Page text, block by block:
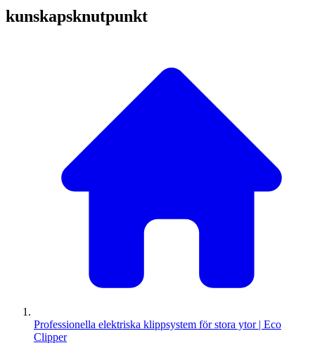
kunskapsknutpunkt
Professionella elektriska klippsystem för stora ytor | Eco
Clipper